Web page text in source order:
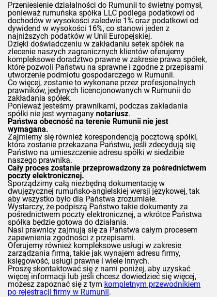
Przeniesienie działalności do Rumunii to świetny pomysł,
ponieważ rumuńska spółka LLC podlega podatkowi od
dochodów w wysokości zaledwie 1% oraz podatkowi od
dywidend w wysokości 16%, co stanowi jeden z
najniższych podatków w Unii Europejskiej.
Dzięki doświadczeniu w zakładaniu setek spółek na
zlecenie naszych zagranicznych klientów oferujemy
kompleksowe doradztwo prawne w zakresie prawa spółek,
które pozwoli Państwu na sprawne i zgodne z przepisami
utworzenie podmiotu gospodarczego w Rumunii.
Co więcej, zostanie to wykonane przez profesjonalnych
prawników, jedynych licencjonowanych w Rumunii do
zakładania spółek.
Ponieważ jesteśmy prawnikami, podczas zakładania
spółki nie jest wymagany notariusz.
Państwa obecność na terenie Rumunii nie jest
wymagana.
Zajmiemy się również korespondencją pocztową spółki,
która zostanie przekazana Państwu, jeśli zdecydują się
Państwo na umieszczenie adresu spółki w siedzibie
naszego prawnika.
Cały proces zostanie przeprowadzony za pośrednictwem
poczty elektronicznej.
Sporządzimy całą niezbędną dokumentację w
dwujęzycznej rumuńsko-angielskiej wersji językowej, tak
aby wszystko było dla Państwa zrozumiałe.
Wystarczy, że podpiszą Państwo takie dokumenty za
pośrednictwem poczty elektronicznej, a wkrótce Państwa
spółka będzie gotowa do działania.
Nasi prawnicy zajmują się za Państwa całym procesem
zapewnienia zgodności z przepisami.
Oferujemy również kompleksowe usługi w zakresie
zarządzania firmą, takie jak wynajem adresu firmy,
księgowość, usługi prawne i wiele innych.
Proszę skontaktować się z nami poniżej, aby uzyskać
więcej informacji lub jeśli chcesz dowiedzieć się więcej,
możesz zapoznać się z tym kompletnym przewodnikiem
po rejestracji firmy w Rumunii.